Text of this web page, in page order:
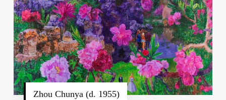
Zhou Chunya (d. 1955)